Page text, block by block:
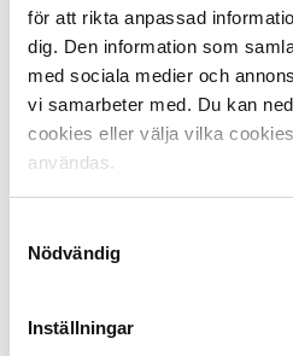
för att rikta anpassad
dig. Den information som
med sociala medier och
vi samarbeter med. Du kan
cookies eller välja vilka
användas.
Nödvändig
Inställningar
Dina Personuppgifter
skyddas med lämpliga
säkerhetsåtgärder. När vi
tjänster som finns utanför EU/
att dina uppgifter skyddas på
genom att ett
leverantör utanför EU/EES
Vi kan också dela med oss av